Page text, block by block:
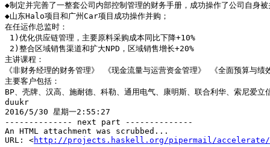
◆制定并完善了一整套公司内部控制管理的财务手册，成功操作了公司自
◆山东Halo项目和广州Car项目成功操作并购；
在任运作总监时：
1)优化供应链管理，主要原料采购成本同比下降+10%
2)整合区域销售渠道和扩大NPD，区域销售增长+20%
主讲课程：
《非财务经理的财务管理》 《现金流量与运营资金管理》 《全面预算与
主要客户包括：
BP、壳牌、汉高、施耐德、科勒、通用电气、康明斯、联合利华、索尼爱
duukr
2016/5/30 星期一2:55:27
-------------- next part --------------
An HTML attachment was scrubbed...
URL: <http://projects.haskell.org/pipermail/accelerate/